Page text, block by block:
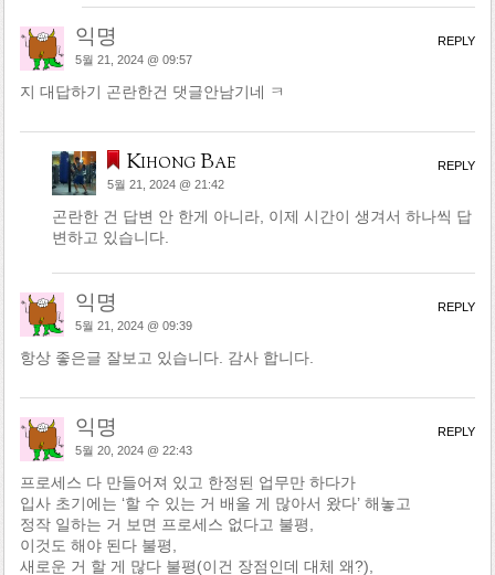
익명
5월 21, 2024 @ 09:57
지 대답하기 곤란한건 댓글안남기네 ㅋ
REPLY
Kihong Bae
5월 21, 2024 @ 21:42
곤란한 건 답변 안 한게 아니라, 이제 시간이 생겨서 하나씩 답
변하고 있습니다.
REPLY
익명
5월 21, 2024 @ 09:39
항상 좋은글 잘보고 있습니다. 감사 합니다.
REPLY
익명
5월 20, 2024 @ 22:43
프로세스 다 만들어져 있고 한정된 업무만 하다가
입사 초기에는 ‘할 수 있는 거 배울 게 많아서 왔다’ 해놓고
정작 일하는 거 보면 프로세스 없다고 불평,
이것도 해야 된다 불평,
새로운 거 할 게 많다 불평(이건 장점인데 대체 왜?),
REPLY